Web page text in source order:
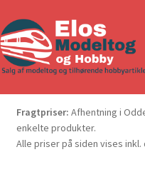
Fragtpriser: Afhentning i
enkelte produkter.
Alle priser på siden vises inkl.